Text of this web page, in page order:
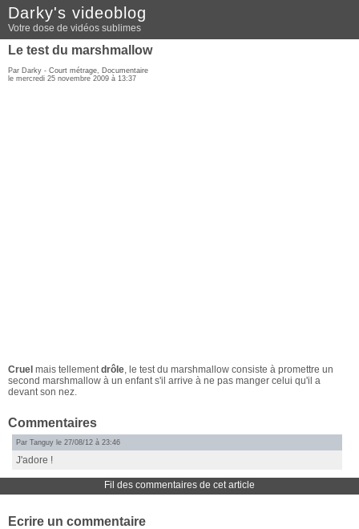
Darky's videoblog
Votre dose de vidéos sublimes
Le test du marshmallow
Par Darky - Court métrage, Documentaire
le mercredi 25 novembre 2009 à 13:37
Cruel mais tellementdrôle, le test du marshmallow consiste à promettre un
second marshmallow à un enfant s'il arrive à ne pas manger celui qu'il a
devant son nez.
Commentaires
Par Tanguy le 27/08/12 à 23:46
J'adore !
Fil des commentaires de cet article
Ecrire un commentaire